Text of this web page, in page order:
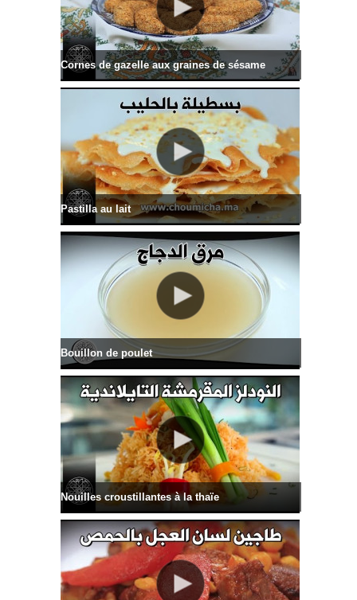
Cornes de gazelle aux graines de sésame
Pastilla au lait
Bouillon de poulet
Nouilles croustillantes à la thaïe